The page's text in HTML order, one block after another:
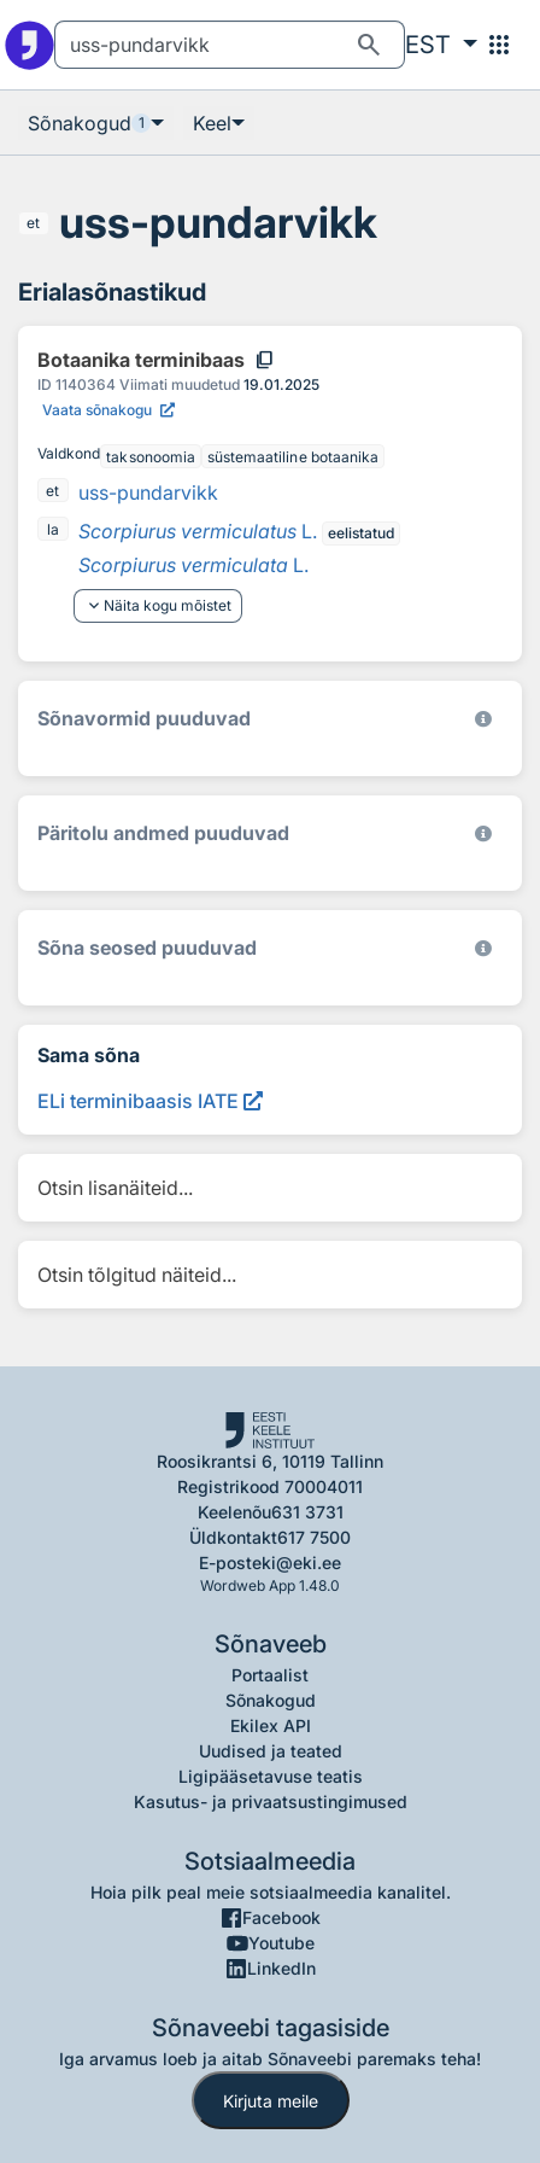
search EST apps
Sõnakogud 1 Keel
et uss-pundarvikk
Erialasõnastikud
Botaanika terminibaas content_copy
ID 1140364 Viimati muudetud 19.01.2025
Vaata sõnakogu
Valdkond taksonoomia
süstemaatiline botaanika
et
uss-pundarvikk
la Scorpiurus vermiculatus L. eelistatud
Scorpiurus vermiculata L.
keyboard_arrow_down Näita kogu mõistet
Sõnavormid puuduvad
Päritolu andmed puuduvad
Sõna seosed puuduvad
Sama sõna
ELi terminibaasis IATE
Otsin lisanäiteid...
Otsin tõlgitud näiteid...
Roosikrantsi 6, 10119 Tallinn
Registrikood 70004011
Keelenõu631 3731
Üldkontakt617 7500
E-posteki@eki.ee
Wordweb App 1.48.0
Sõnaveeb
Portaalist
Sõnakogud
Ekilex API
Uudised ja teated
Ligipääsetavuse teatis
Kasutus- ja privaatsustingimused
Sotsiaalmeedia
Hoia pilk peal meie sotsiaalmeedia kanalitel.
Facebook
Youtube
LinkedIn
Sõnaveebi tagasiside
Iga arvamus loeb ja aitab Sõnaveebi paremaks teha!
Kirjuta meile